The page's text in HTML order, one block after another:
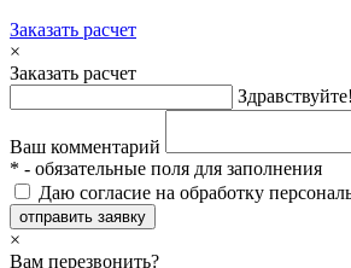
Заказать расчет
×
Заказать расчет
Ваш комментарий
* - обязательные поля для заполнения
Даю согласие на обработку
отправить заявку
×
Вам перезвонить?